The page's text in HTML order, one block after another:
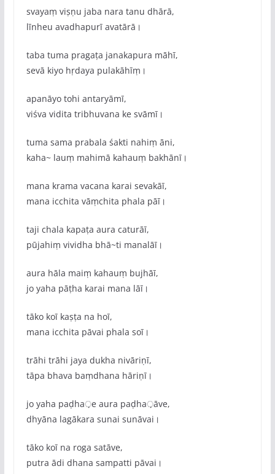
svayaṃ viṣṇu jaba nara tanu dhārā,
līnheu avadhapurī avatārā।
taba tuma pragaṭa janakapura māhī,
sevā kiyo hṛdaya pulakāhīṃ।
apanāyo tohi antaryāmī,
viśva vidita tribhuvana ke svāmī।
tuma sama prabala śakti nahiṃ āni,
kaha~ lauṃ mahimā kahauṃ bakhānī।
mana krama vacana karai sevakāī,
mana icchita vāṃchita phala pāī।
taji chala kapaṭa aura caturāī,
pūjahiṃ vividha bhā~ti manalāī।
aura hāla maiṃ kahauṃ bujhāī,
jo yaha pāṭha karai mana lāī।
tāko koī kaṣṭa na hoī,
mana icchita pāvai phala soī।
trāhi trāhi jaya dukha nivāriṇī,
tāpa bhava baṃdhana hāriṇī।
jo yaha paḍha़e aura paḍha़āve,
dhyāna lagākara sunai sunāvai।
tāko koī na roga satāve,
putra ādi dhana sampatti pāvai।